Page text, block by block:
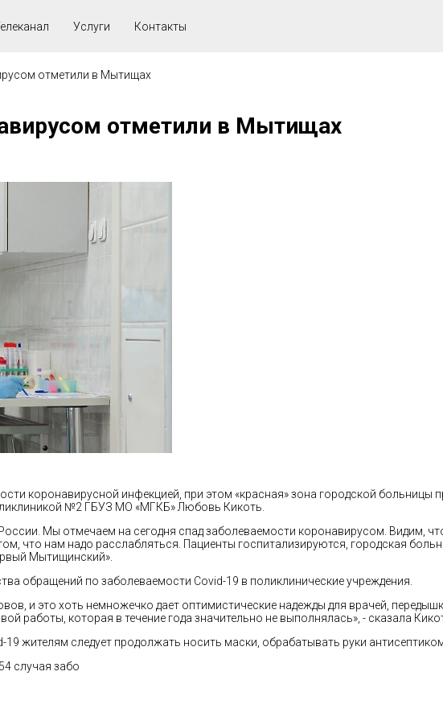
Услуги Контакты
отметили в Мытищах
отметили в Мытищах
коронавирусной инфекцией, при этом «красная» зона городской больницы
№2 ГБУЗ МО «МГКБ» Любовь Кикоть.
Мы отмечаем на сегодня спад заболеваемости коронавирусом. Видим,
что нам надо расслабляться. Пациенты госпитализируются, городская
Мытищинский».
обращений по заболеваемости Covid-19 в поликлинические учреждения.
и это хоть немножечко дает оптимистические надежды для врачей,
работы, которая в течение года значительно не выполнялась», - сказала
жителям следует продолжать носить маски, обрабатывать руки
случая забо